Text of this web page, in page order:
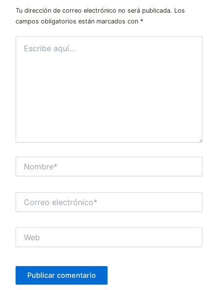
Tu dirección de correo electrónico no será publicada. Los
campos obligatorios están marcados con *
aquí...
electrónico*